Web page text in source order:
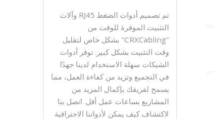
تم تصميم أدوات الضغط RJ45 وآلات
التثبيت الموفرة للوقت من
"CRXCabling" بشكل خاص لتقليل
وقت التثبيت بشكل كبير. توفر أدوات
الشبكات سهلة الاستخدام لدينا جهدًا
في التجميع وتزيد من كفاءة العمل، مما
يسمح لفريقك بإكمال المزيد من
المشاريع بساعات عمل أقل. اتصل بنا
لاكتشاف كيف يمكن لأدواتنا الاحترافية